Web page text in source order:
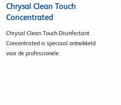
Chrysal Clean Touch
Concentrated
Chrysal Clean Touch Disinfectant
Concentrated is speciaal ontwikkeld
voor de professionele